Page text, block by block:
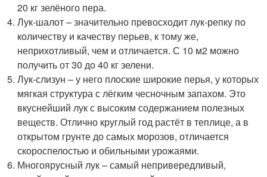
20 кг зелёного пера.
Лук-шалот – значительно превосходит лук-репку по
количеству и качеству перьев, к тому же,
неприхотливый, чем и отличается. С 10 м2 можно
получить от 30 до 40 кг зелени.
Лук-слизун – у него плоские широкие перья, у которых
мягкая структура с лёгким чесночным запахом. Это
вкуснейший лук с высоким содержанием полезных
веществ. Отлично круглый год растёт в теплице, а в
открытом грунте до самых морозов, отличается
скороспелостью и обильными урожаями.
Многоярусный лук – самый непривередливый,